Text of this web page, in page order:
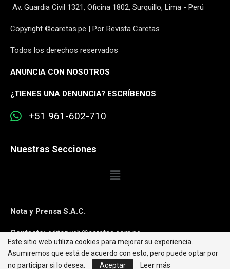
Av. Guardia Civil 1321, Oficina 1802, Surquillo, Lima - Perú
Copyright ©caretas.pe | Por Revista Caretas
Todos los derechos reservados
ANUNCIA CON NOSOTROS
¿TIENES UNA DENUNCIA? ESCRÍBENOS
+51 961-602-710
Nuestras Secciones
Nota y Prensa S.A.C.
Contacto:editorweb@caretas.com.pe
Síguenos:
Este sitio web utiliza cookies para mejorar su experiencia.
Asumiremos que está de acuerdo con esto, pero puede optar por
no participar si lo desea.
Aceptar Leer más